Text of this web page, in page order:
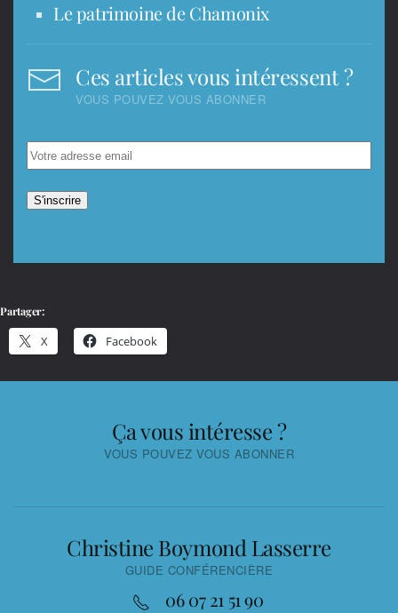
Le patrimoine de Chamonix
Ces articles vous intéressent ?
VOUS POUVEZ VOUS ABONNER
Partager:
X Facebook
Ça vous intéresse ?
VOUS POUVEZ VOUS ABONNER
Christine Boymond Lasserre
GUIDE CONFÉRENCIÈRE
06 07 21 51 90